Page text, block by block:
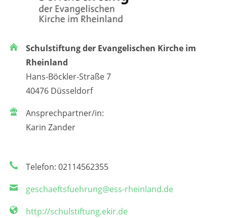
Schulstiftung der Evangelischen Kirche im
Rheinland
Hans-Böckler-Straße 7
40476 Düsseldorf
Ansprechpartner/in:
Karin Zander
Telefon: 02114562355
geschaeftsfuehrung@ess-rheinland.de
http://schulstiftung.ekir.de